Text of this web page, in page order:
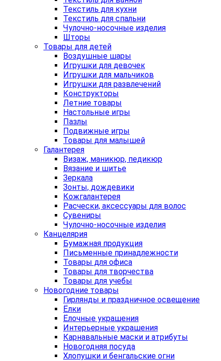
Текстиль для кухни
Текстиль для спальни
Чулочно-носочные изделия
Шторы
Товары для детей
Воздушные шары
Игрушки для девочек
Игрушки для мальчиков
Игрушки для развлечений
Конструкторы
Летние товары
Настольные игры
Пазлы
Подвижные игры
Товары для малышей
Галантерея
Визаж, маникюр, педикюр
Вязание и шитье
Зеркала
Зонты, дождевики
Кожгалантерея
Расчески, аксессуары для волос
Сувениры
Чулочно-носочные изделия
Канцелярия
Бумажная продукция
Письменные принадлежности
Товары для офиса
Товары для творчества
Товары для учебы
Новогодние товары
Гирлянды и праздничное освещение
Ёлки
Ёлочные украшения
Интерьерные украшения
Карнавальные маски и атрибуты
Новогодняя посуда
Хлопушки и бенгальские огни